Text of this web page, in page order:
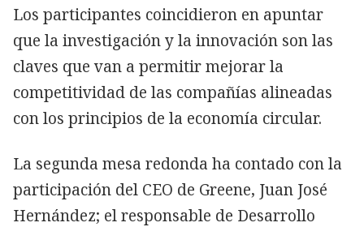
Los participantes coincidieron en apuntar
que la investigación y la innovación son las
claves que van a permitir mejorar la
competitividad de las compañías alineadas
con los principios de la economía circular.
La segunda mesa redonda ha contado con la
participación del CEO de Greene, Juan José
Hernández; el responsable de Desarrollo